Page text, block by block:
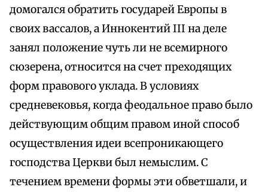
домогался обратить государей Европы в
своих вассалов, а Иннокентий III на деле
занял положение чуть ли не всемирного
сюзерена, относится на счет преходящих
форм правового уклада. В условиях
средневековья, когда феодальное право было
действующим общим правом иной способ
осуществления идеи всепроникающего
господства Церкви был немыслим. С
течением времени формы эти обветшали, и